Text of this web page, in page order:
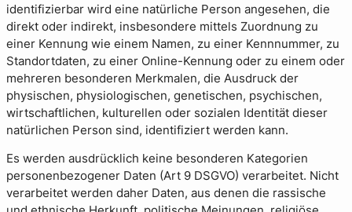
identifizierbar wird eine natürliche Person angesehen, die
direkt oder indirekt, insbesondere mittels Zuordnung zu
einer Kennung wie einem Namen, zu einer Kennnummer, zu
Standortdaten, zu einer Online-Kennung oder zu einem oder
mehreren besonderen Merkmalen, die Ausdruck der
physischen, physiologischen, genetischen, psychischen,
wirtschaftlichen, kulturellen oder sozialen Identität dieser
natürlichen Person sind, identifiziert werden kann.
Es werden ausdrücklich keine besonderen Kategorien
personenbezogener Daten (Art 9 DSGVO) verarbeitet. Nicht
verarbeitet werden daher Daten, aus denen die rassische